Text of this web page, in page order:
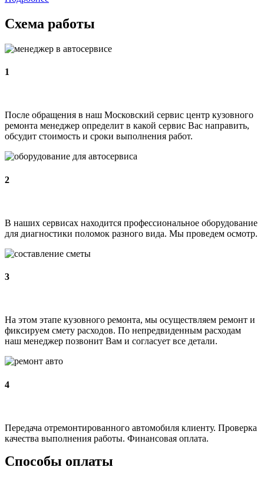
Схема работы
1
После обращения в наш Московский сервис центр кузовного
ремонта менеджер определит в какой сервис Вас направить,
обсудит стоимость и сроки выполнения работ.
2
В наших сервисах находится профессиональное оборудование
для диагностики поломок разного вида. Мы проведем осмотр.
3
На этом этапе кузовного ремонта, мы осуществляем ремонт и
фиксируем смету расходов. По непредвиденным расходам
наш менеджер позвонит Вам и согласует все детали.
4
Передача отремонтированного автомобиля клиенту. Проверка
качества выполнения работы. Финансовая оплата.
Способы оплаты